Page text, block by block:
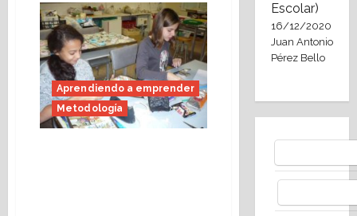
Aprendiendo
a
emprender:
programa
de
radio
de
Onda
Pispotero.
Aprendiendo a emprender
Metodología
Escolar)
16/12/2020
Juan Antonio
Pérez Bello